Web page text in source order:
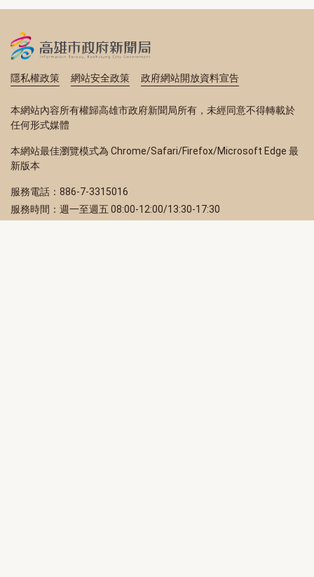
隱私權政策 網站安全政策 政府網站開放資料宣告
本網站內容所有權歸高雄市政府新聞局所有，未經同意不得轉載於
任何形式媒體
本網站最佳瀏覽模式為 Chrome/Safari/Firefox/Microsoft Edge 最
新版本
服務電話：886-7-3315016
服務時間：週一至週五 08:00-12:00/13:30-17:30